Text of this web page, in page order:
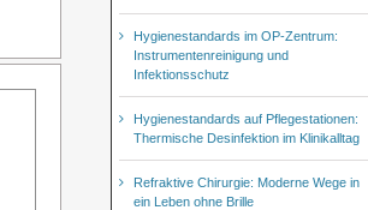
Hygienestandards im OP-Zentrum:
Instrumentenreinigung und
Infektionsschutz
Hygienestandards auf Pflegestationen:
Thermische Desinfektion im Klinikalltag
Refraktive Chirurgie: Moderne Wege in
ein Leben ohne Brille